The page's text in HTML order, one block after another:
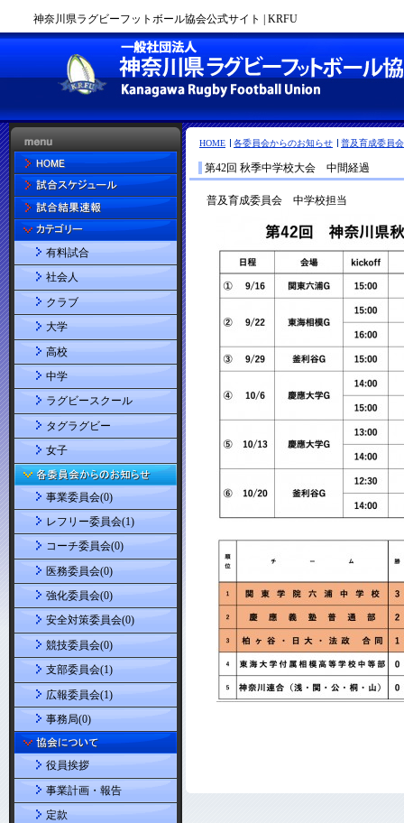
神奈川県ラグビーフットボール協会公式サイト | KRFU
HOME 各委員会からのお知らせ 普及育成委員会
第42回 秋季中学校大会 中間経過
有料試合
社会人
クラブ
大学
高校
中学
ラグビースクール
タグラグビー
女子
事業委員会(0)
レフリー委員会(1)
コーチ委員会(0)
医務委員会(0)
強化委員会(0)
安全対策委員会(0)
競技委員会(0)
支部委員会(1)
広報委員会(1)
事務局(0)
役員挨拶
事業計画・報告
定款